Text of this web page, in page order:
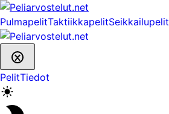
Skip
to
content
PulmapelitTaktiikkapelitSeikkailupelit
PelitTiedot